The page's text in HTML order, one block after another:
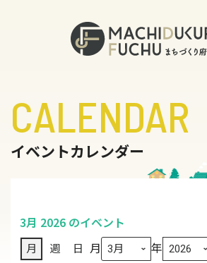
CALENDAR
イベントカレンダー
3月 2026 のイベント
月 週 日 月 年